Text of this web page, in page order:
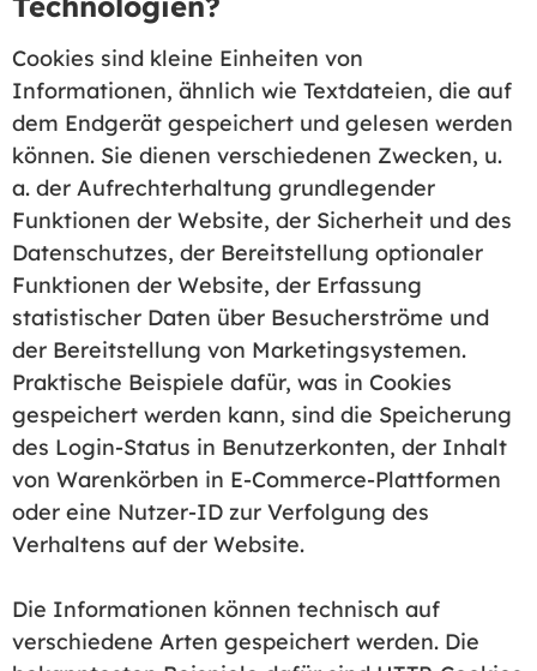
Cookies sind kleine Einheiten von
Informationen, ähnlich wie Textdateien, die auf
dem Endgerät gespeichert und gelesen werden
können. Sie dienen verschiedenen Zwecken, u.
a. der Aufrechterhaltung grundlegender
Funktionen der Website, der Sicherheit und des
Datenschutzes, der Bereitstellung optionaler
Funktionen der Website, der Erfassung
statistischer Daten über Besucherströme und
der Bereitstellung von Marketingsystemen.
Praktische Beispiele dafür, was in Cookies
gespeichert werden kann, sind die Speicherung
des Login-Status in Benutzerkonten, der Inhalt
von Warenkörben in E-Commerce-Plattformen
oder eine Nutzer-ID zur Verfolgung des
Verhaltens auf der Website.
Die Informationen können technisch auf
verschiedene Arten gespeichert werden. Die